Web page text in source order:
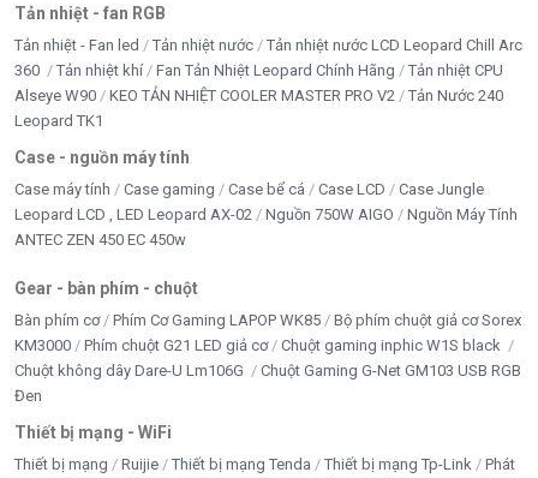
Tản nhiệt - fan RGB
Tản nhiệt - Fan led Tản nhiệt nước
Tản nhiệt nước LCD Leopard Chill Arc
360
Tản nhiệt khí Fan Tản Nhiệt Leopard Chính Hãng
Tản nhiệt CPU
Alseye W90
KEO TẢN NHIỆT COOLER MASTER PRO V2
Tản Nước 240
Leopard TK1
Case - nguồn máy tính
Case máy tính Case gaming Case bể cá Case LCD
Case Jungle
Leopard LCD , LED Leopard AX-02
Nguồn 750W AIGO
Nguồn Máy Tính
ANTEC ZEN 450 EC 450w
Gear - bàn phím - chuột
Bàn phím cơ Phím Cơ Gaming LAPOP WK85
Bộ phím chuột giả cơ Sorex
KM3000
Phím chuột G21 LED giả cơ
Chuột gaming inphic W1S black
Chuột không dây Dare-U Lm106G
Chuột Gaming G-Net GM103 USB RGB
Đen
Thiết bị mạng - WiFi
Thiết bị mạng Ruijie Thiết bị mạng Tenda Thiết bị mạng Tp-Link
Phát